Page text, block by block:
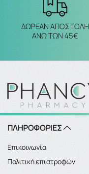
ΔΩΡΕΑΝ ΑΠΟΣΤΟΛΗ
ΑΝΩ ΤΩΝ 45€
ΠΛΗΡΟΦΟΡΙΕΣ
Επικοινωνία
Πολιτική επιστροφών